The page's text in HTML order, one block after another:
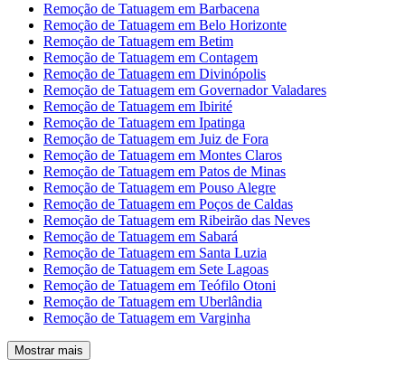
Remoção de Tatuagem em Barbacena
Remoção de Tatuagem em Belo Horizonte
Remoção de Tatuagem em Betim
Remoção de Tatuagem em Contagem
Remoção de Tatuagem em Divinópolis
Remoção de Tatuagem em Governador Valadares
Remoção de Tatuagem em Ibirité
Remoção de Tatuagem em Ipatinga
Remoção de Tatuagem em Juiz de Fora
Remoção de Tatuagem em Montes Claros
Remoção de Tatuagem em Patos de Minas
Remoção de Tatuagem em Pouso Alegre
Remoção de Tatuagem em Poços de Caldas
Remoção de Tatuagem em Ribeirão das Neves
Remoção de Tatuagem em Sabará
Remoção de Tatuagem em Santa Luzia
Remoção de Tatuagem em Sete Lagoas
Remoção de Tatuagem em Teófilo Otoni
Remoção de Tatuagem em Uberlândia
Remoção de Tatuagem em Varginha
Mostrar mais